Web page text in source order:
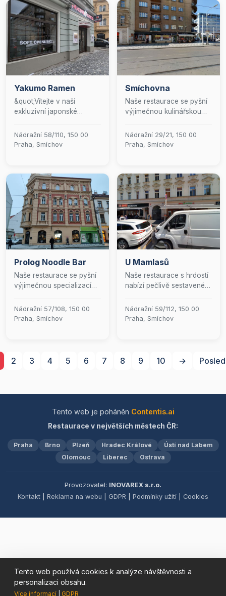
Tento web používá cookies k analýze návštěvnosti a
personalizaci obsahu.
Více informací GDPR
Yakumo Ramen
&quot;Vítejte v naší
exkluzivní japonské
tradiční kulinářské umění s
moderními prvky. Naše
pečlivě vybraných
surovin, které vás
přenesou přímo do srdce
Japonska. Přijďte si užít
jedinečný gastronomický
zážitek v elegantním
prostředí, které podtrhne
každý okamžik vaší
Nádražní 58/110, 150 00
Praha, Smíchov
Smíchovna
Naše restaurace se pyšní
výjimečnou kulinářskou
můžete vychutnat nejen v
příjemném prostředí
díky naší spolehlivé službě
rozvozu.
Nádražní 29/21, 150 00
Praha, Smíchov
Prolog Noodle Bar
Naše restaurace se pyšní
výjimečnou specializací
kousek představuje
harmonii chutí a umění.
techniky snoubí s
moderními inovacemi, a
Nádražní 57/108, 150 00
Praha, Smíchov
U Mamlasů
Naše restaurace s hrdostí
nabízí pečlivě sestavené
kombinuje čerstvé
suroviny s tradičními
kulinářského zážitku, který
potěší vaše chuťové
a objevte harmonii chutí v
příjemném a přátelském
prostředí.
Nádražní 59/112, 150 00
Praha, Smíchov
2 3 4 5 6 7 8 9 10 →
Tento web je poháněn Contentis.ai
Restaurace v největších městech ČR:
Praha Brno Plzeň Hradec Králové
Ústí nad Labem
Olomouc
Liberec Ostrava
Provozovatel: INOVAREX s.r.o.
Kontakt
Reklama na webu GDPR Podmínky užití Cookies